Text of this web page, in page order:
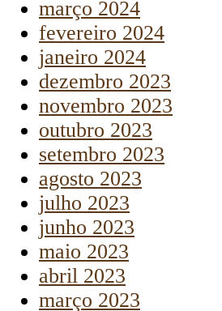
março 2024
fevereiro 2024
janeiro 2024
dezembro 2023
novembro 2023
outubro 2023
setembro 2023
agosto 2023
julho 2023
junho 2023
maio 2023
abril 2023
março 2023